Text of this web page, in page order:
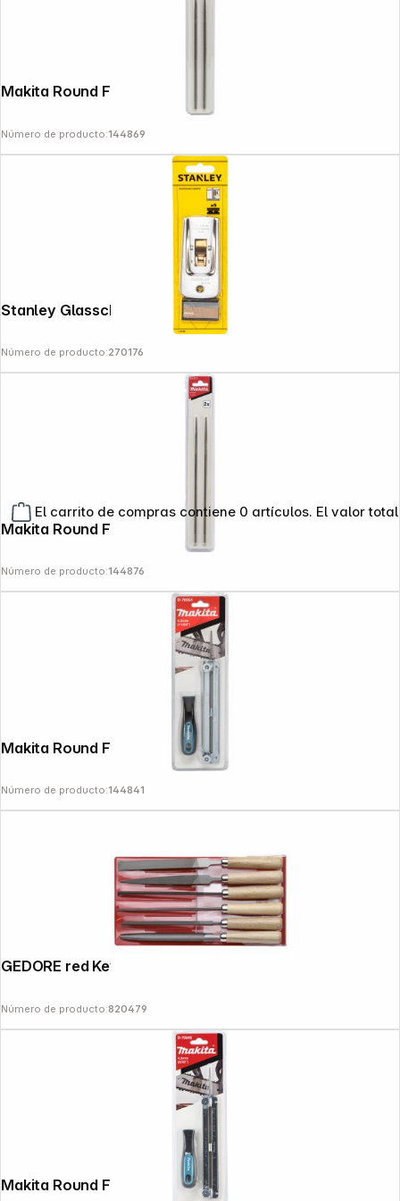
El carrito de compras contiene 0 artículos. El valor
Makita Round File 4,8mm 2 pcs.
Número de producto:144869
Stanley Glasschaber Profi 40mm
Número de producto:270176
Makita Round File 4.5 mm 2 pcs
Número de producto:144876
Número de producto:144841
Número de producto:820479
Makita Round File & Guide Set 4.0 mm
Copyright © 2000 - 2026 DIFOX. All rights reserved.